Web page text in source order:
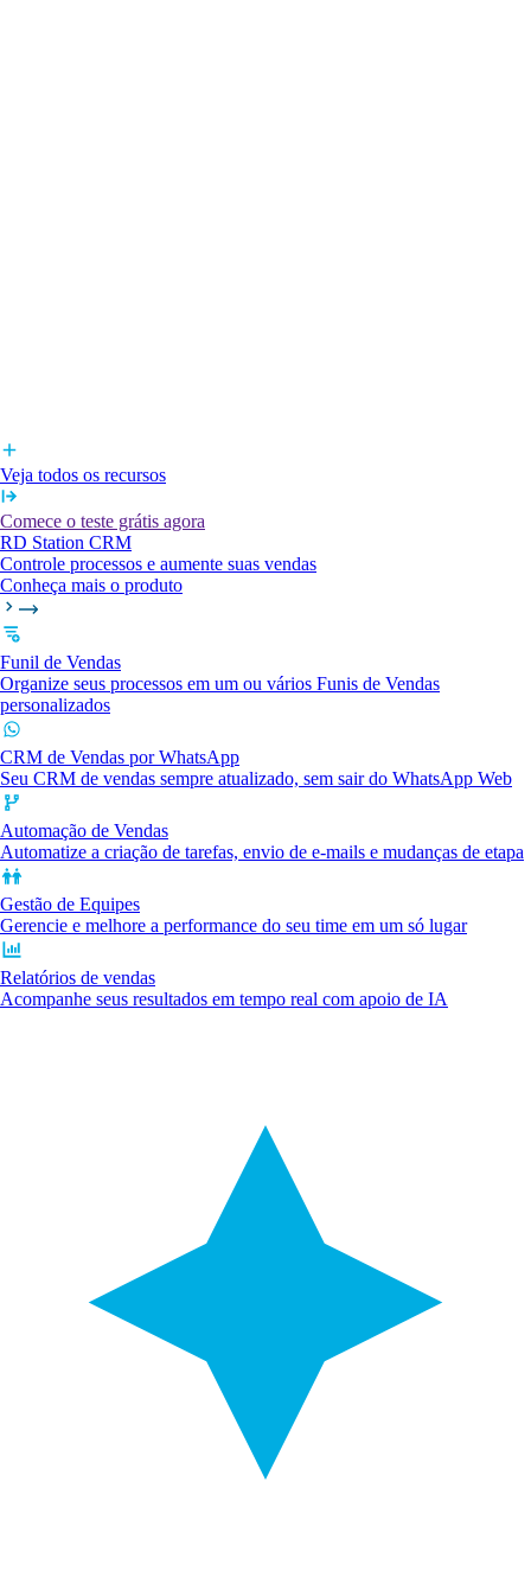
Veja todos os recursos
Comece o teste grátis agora
RD Station CRM
Controle processos e aumente suas vendas
Conheça mais o produto
Funil de Vendas
Organize seus processos em um ou vários Funis de Vendas
personalizados
CRM de Vendas por WhatsApp
Seu CRM de vendas sempre atualizado, sem sair do WhatsApp Web
Automação de Vendas
Automatize a criação de tarefas, envio de e-mails e mudanças de etapa
Gestão de Equipes
Gerencie e melhore a performance do seu time em um só lugar
Relatórios de vendas
Acompanhe seus resultados em tempo real com apoio de IA